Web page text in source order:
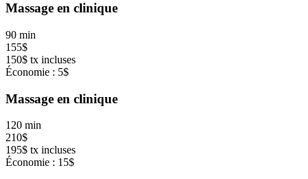
Massage en clinique
90 min
155$
150$ tx incluses
Économie : 5$
Massage en clinique
120 min
210$
195$ tx incluses
Économie : 15$